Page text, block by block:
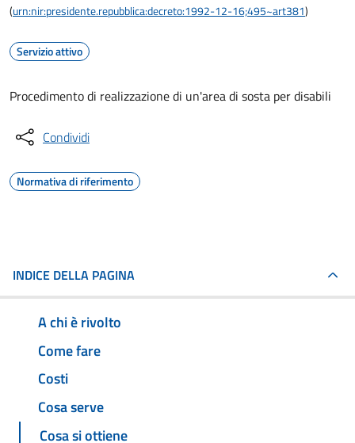
(urn:nir:presidente.repubblica:decreto:1992-12-16;495~art381)
Servizio attivo
Procedimento di realizzazione di un'area di sosta per disabili
Condividi
Normativa di riferimento
INDICE DELLA PAGINA
A chi è rivolto
Come fare
Costi
Cosa serve
Cosa si ottiene